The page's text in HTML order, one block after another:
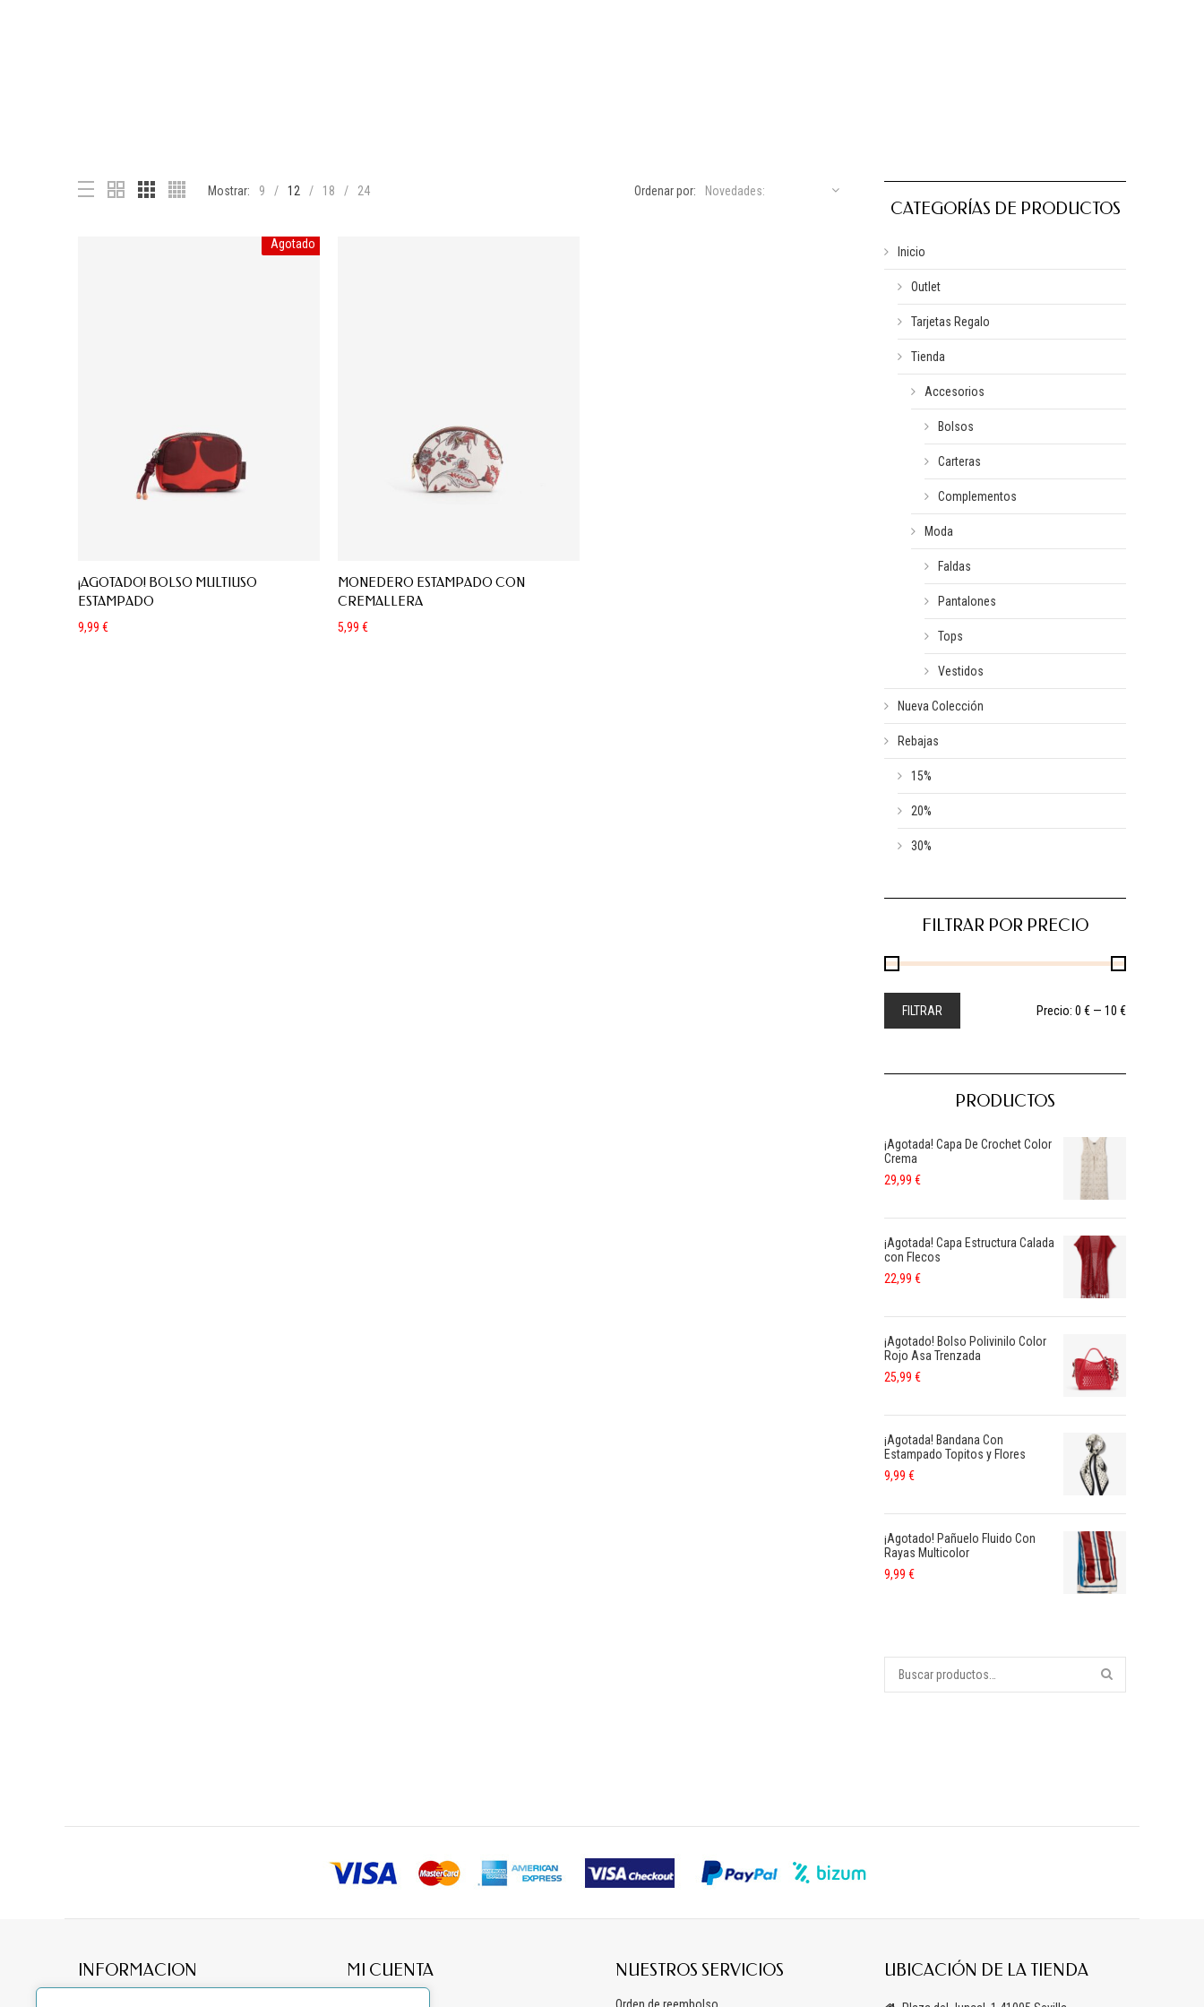
Mostrar: 9 12 18 24 Ordenar por: Novedades:
Agotado
¡AGOTADO! BOLSO MULTIUSO
ESTAMPADO
9,99 €
MONEDERO ESTAMPADO CON
CREMALLERA
5,99 €
CATEGORÍAS DE PRODUCTOS
Inicio
Outlet
Tarjetas Regalo
Tienda
Accesorios
Bolsos
Carteras
Complementos
Moda
Faldas
Pantalones
Tops
Vestidos
Nueva Colección
Rebajas
15%
20%
30%
FILTRAR POR PRECIO
FILTRAR Precio: 0 € — 10 €
PRODUCTOS
¡Agotada! Capa De Crochet Color
Crema
29,99 €
¡Agotada! Capa Estructura Calada
con Flecos
22,99 €
¡Agotado! Bolso Polivinilo Color
Rojo Asa Trenzada
25,99 €
¡Agotada! Bandana Con
Estampado Topitos y Flores
9,99 €
¡Agotado! Pañuelo Fluido Con
Rayas Multicolor
9,99 €
INFORMACION MI CUENTA NUESTROS SERVICIOS UBICACIÓN DE LA TIENDA